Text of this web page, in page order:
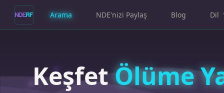
Arama NDE'nizi Paylaş Blog Dil
KeşfetÖlüme